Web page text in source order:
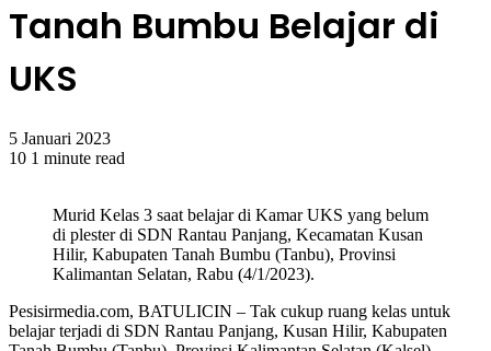
Tanah Bumbu Belajar di
UKS
5 Januari 2023
10 1 minute read
Murid Kelas 3 saat belajar di Kamar UKS yang belum
di plester di SDN Rantau Panjang, Kecamatan Kusan
Hilir, Kabupaten Tanah Bumbu (Tanbu), Provinsi
Kalimantan Selatan, Rabu (4/1/2023).
Pesisirmedia.com, BATULICIN – Tak cukup ruang kelas untuk
belajar terjadi di SDN Rantau Panjang, Kusan Hilir, Kabupaten